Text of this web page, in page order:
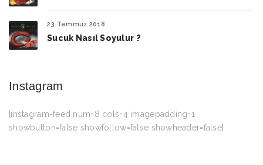
23 Temmuz 2018
Sucuk Nasıl Soyulur ?
Instagram
[instagram-feed num=8 cols=4 imagepadding=1
showbutton=false showfollow=false showheader=false]